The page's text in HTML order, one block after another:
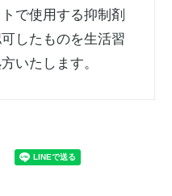
で使用する抑制剤
したものを生活習
いたします。